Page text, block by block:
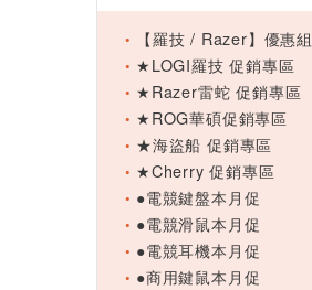
【羅技 / Razer】優惠組
★LOGI羅技 促銷專區
★Razer雷蛇 促銷專區
★ROG華碩促銷專區
★海盜船 促銷專區
★Cherry 促銷專區
●電競鍵盤本月促
●電競滑鼠本月促
●電競耳機本月促
●商用鍵鼠本月促